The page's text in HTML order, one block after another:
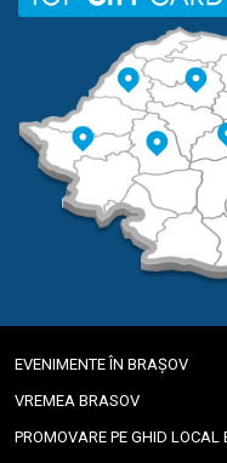
EVENIMENTE ÎN BRAȘOV
VREMEA BRASOV
PROMOVARE PE GHID LOCAL